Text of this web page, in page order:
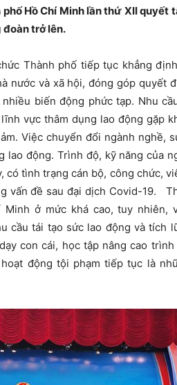
Hồ Chí Minh lần thứ XII quyết
đoàn trở lên.
Thành phố tiếp tục khẳng
nước và xã hội, đóng góp quyết
biến động phức tạp. Nhu
vực thâm dụng lao động gặp
Việc chuyển đổi ngành nghề,
động. Trình độ, kỹ năng của
có tình trạng cán bộ, công chức,
vấn đề sau đại dịch Covid-19.
ở mức khá cao, tuy nhiên,
cầu tái tạo sức lao động và tích
con cái, học tập nâng cao trình
động tội phạm tiếp tục là